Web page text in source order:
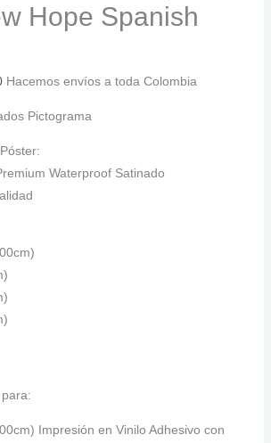
Hope Spanish
Rango
precios:
desde
$ 3.500
hasta
Hacemos envíos a toda Colombia
Pictograma
Waterproof Satinado
Impresión en Vinilo Adhesivo con